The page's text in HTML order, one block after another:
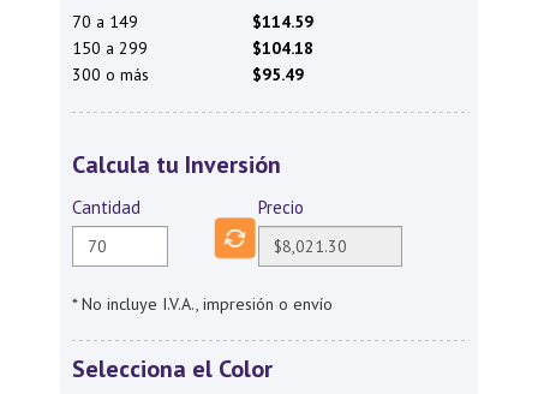
70 a 149
$114.59
150 a 299
$104.18
300 o más
$95.49
Calcula tu Inversión
Cantidad Precio
* No incluye I.V.A., impresión o envío
Selecciona el Color